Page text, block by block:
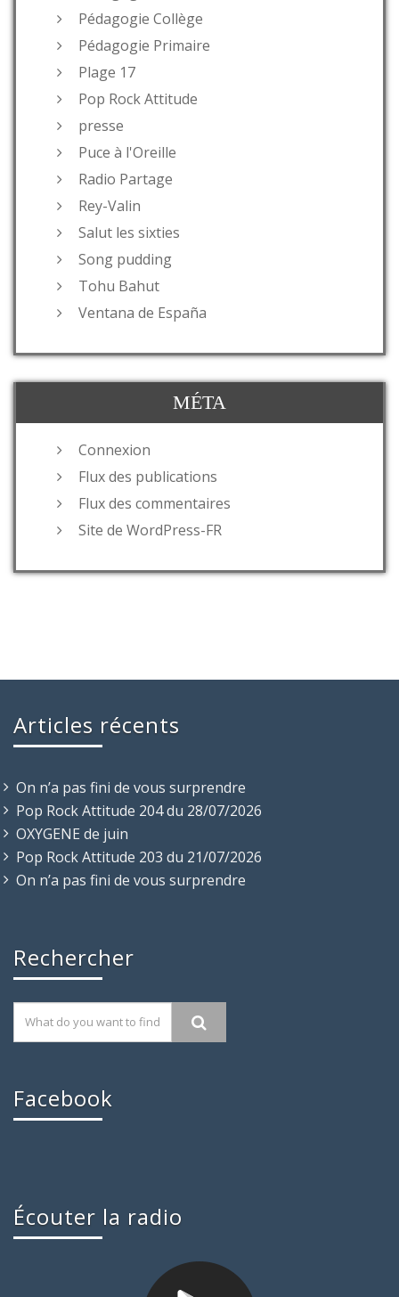
Pédagogie Collège
Pédagogie Primaire
Plage 17
Pop Rock Attitude
presse
Puce à l'Oreille
Radio Partage
Rey-Valin
Salut les sixties
Song pudding
Tohu Bahut
Ventana de España
MÉTA
Connexion
Flux des publications
Flux des commentaires
Site de WordPress-FR
Articles récents
On n’a pas fini de vous surprendre
Pop Rock Attitude 204 du 28/07/2026
OXYGENE de juin
Pop Rock Attitude 203 du 21/07/2026
On n’a pas fini de vous surprendre
Rechercher
Facebook
Écouter la radio